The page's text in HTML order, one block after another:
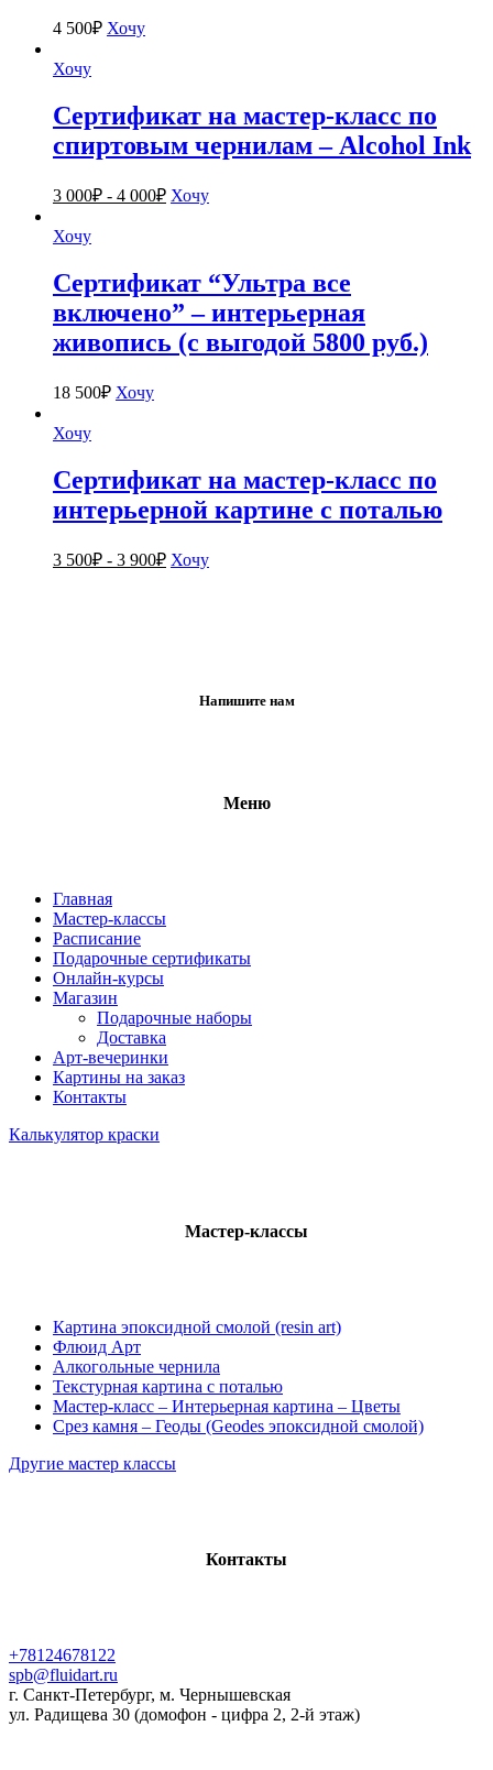
4 500₽ Хочу
Хочу
Сертификат на мастер-класс по
спиртовым чернилам – Alcohol Ink
3 000₽ - 4 000₽ Хочу
Хочу
Сертификат “Ультра все
включено” – интерьерная
живопись (с выгодой 5800 руб.)
18 500₽ Хочу
Хочу
Сертификат на мастер-класс по
интерьерной картине с поталью
3 500₽ - 3 900₽ Хочу
Напишите нам
Меню
Главная
Мастер-классы
Расписание
Подарочные сертификаты
Онлайн-курсы
Магазин
Подарочные наборы
Доставка
Арт-вечеринки
Картины на заказ
Контакты
Калькулятор краски
Мастер-классы
Картина эпоксидной смолой (resin art)
Флюид Арт
Алкогольные чернила
Текстурная картина с поталью
Мастер-класс – Интерьерная картина – Цветы
Срез камня – Геоды (Geodes эпоксидной смолой)
Другие мастер классы
Контакты
+78124678122
spb@fluidart.ru
г. Санкт-Петербург, м. Чернышевская
ул. Радищева 30 (домофон - цифра 2, 2-й этаж)